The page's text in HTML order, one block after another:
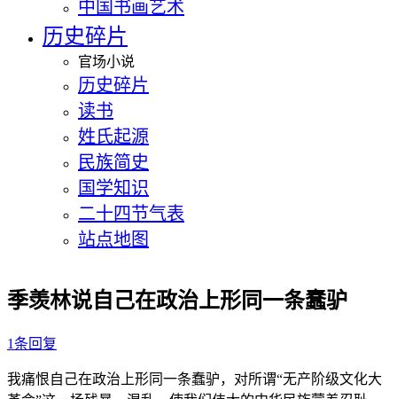
中国书画艺术
历史碎片
官场小说
历史碎片
读书
姓氏起源
民族简史
国学知识
二十四节气表
站点地图
季羡林说自己在政治上形同一条蠢驴
1条回复
我痛恨自己在政治上形同一条蠢驴，对所谓“无产阶级文化大